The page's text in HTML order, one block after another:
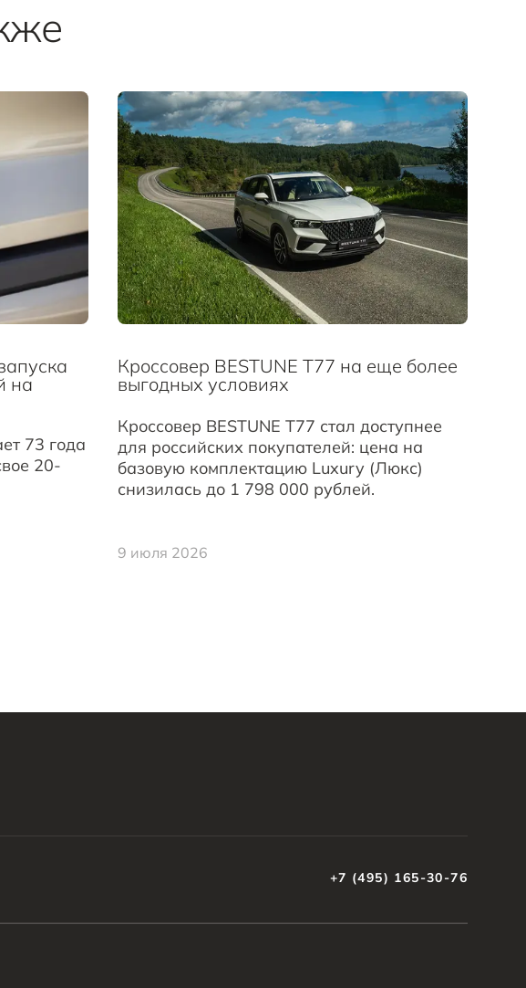
на
73 года
20-
Кроссовер BESTUNE T77 на еще более
выгодных условиях
Кроссовер BESTUNE T77 стал доступнее
для российских покупателей: цена на
базовую комплектацию Luxury (Люкс)
снизилась до 1 798 000 рублей.
9 июля 2026
+7 (495) 165-30-76